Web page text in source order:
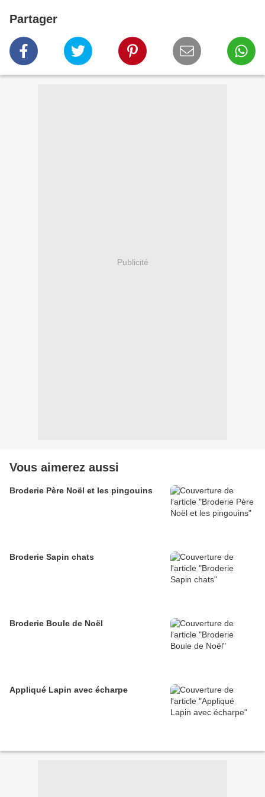
Partager
Publicité
Vous aimerez aussi
Broderie Père Noël et les pingouins
Broderie Sapin chats
Broderie Boule de Noël
Appliqué Lapin avec écharpe